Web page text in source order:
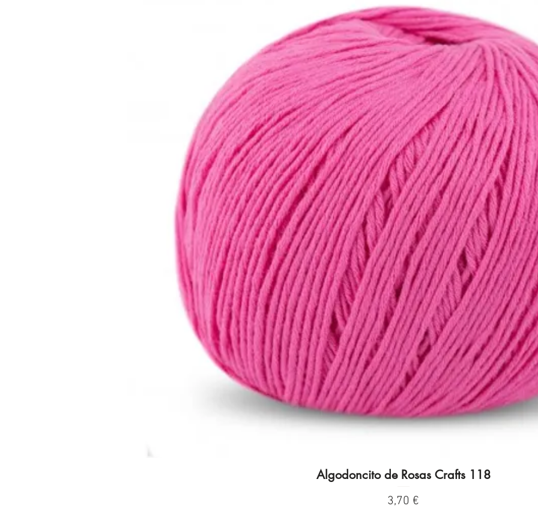
Visualização rápida
Algodoncito de Rosas Crafts 118
Preço
3,70 €